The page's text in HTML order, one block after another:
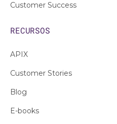
Customer Success
RECURSOS
APIX
Customer Stories
Blog
E-books